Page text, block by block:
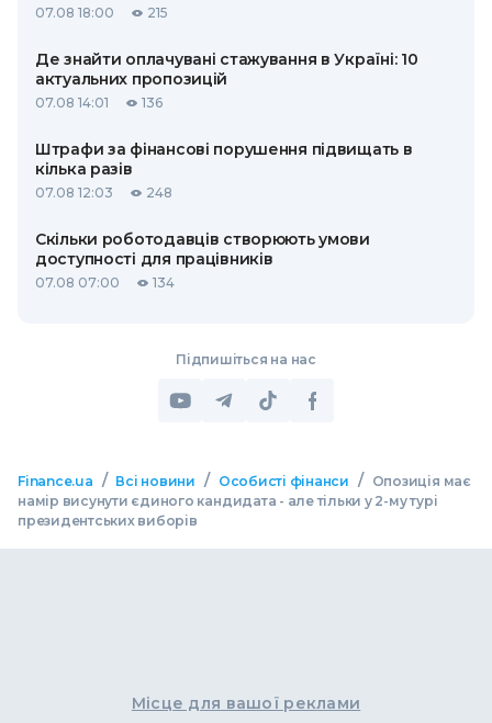
07.08 18:00 215
Де знайти оплачувані стажування в Україні: 10
актуальних пропозицій
07.08 14:01 136
Штрафи за фінансові порушення підвищать в
кілька разів
07.08 12:03 248
Скільки роботодавців створюють умови
доступності для працівників
07.08 07:00 134
Підпишіться на нас
Finance.ua / Всі новини / Особисті фінанси /
Опозиція має
намір висунути єдиного кандидата - але тільки у 2-му турі
президентських виборів
Місце для вашої реклами